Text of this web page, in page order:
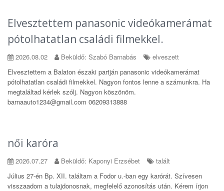
Elvesztettem panasonic videókamerámat
pótolhatatlan családi filmekkel.
2026.08.02 Beküldő: Szabó Barnabás
elveszett
Elvesztettem a Balaton északi partján panasonic videókamerámat
pótolhatatlan családi filmekkel. Nagyon fontos lenne a számunkra. Ha
megtaláltad kérlek szólj. Nagyon köszönöm.
barnaauto1234@gmail.com 06209313888
női karóra
2026.07.27 Beküldő: Kaponyi Erzsébet
talált
Július 27-én Bp. XII. találtam a Fodor u.-ban egy karórát. Szívesen
visszaadom a tulajdonosnak, megfelelő azonosítás után. Kérem írjon